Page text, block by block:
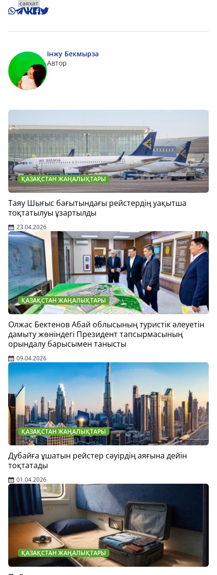
саяхат
Інжу Бекмырза
Автор
ҚАЗАҚСТАН ЖАҢАЛЫҚТАРЫ
Таяу Шығыс бағытындағы рейстердің уақытша
тоқтатылуы ұзартылды
23.04.2026
ҚАЗАҚСТАН ЖАҢАЛЫҚТАРЫ
Олжас Бектенов Абай облысының туристік әлеуетін
дамыту жөніндегі Президент тапсырмасының
орындалу барысымен танысты
09.04.2026
ҚАЗАҚСТАН ЖАҢАЛЫҚТАРЫ
Дубайға ұшатын рейстер сәуірдің аяғына дейін
тоқтатады
01.04.2026
ҚАЗАҚСТАН ЖАҢАЛЫҚТАРЫ